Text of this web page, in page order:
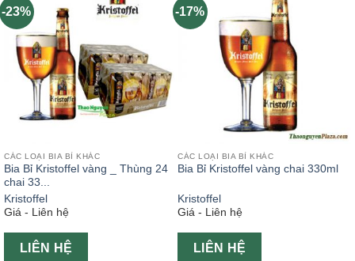
-23%
CÁC LOẠI BIA BỈ KHÁC
Bia Bỉ Kristoffel vàng _ Thùng 24
chai 33...
Kristoffel
Giá - Liên hệ
LIÊN HỆ
-17%
CÁC LOẠI BIA BỈ KHÁC
Bia Bỉ Kristoffel vàng chai 330ml
Kristoffel
Giá - Liên hệ
LIÊN HỆ